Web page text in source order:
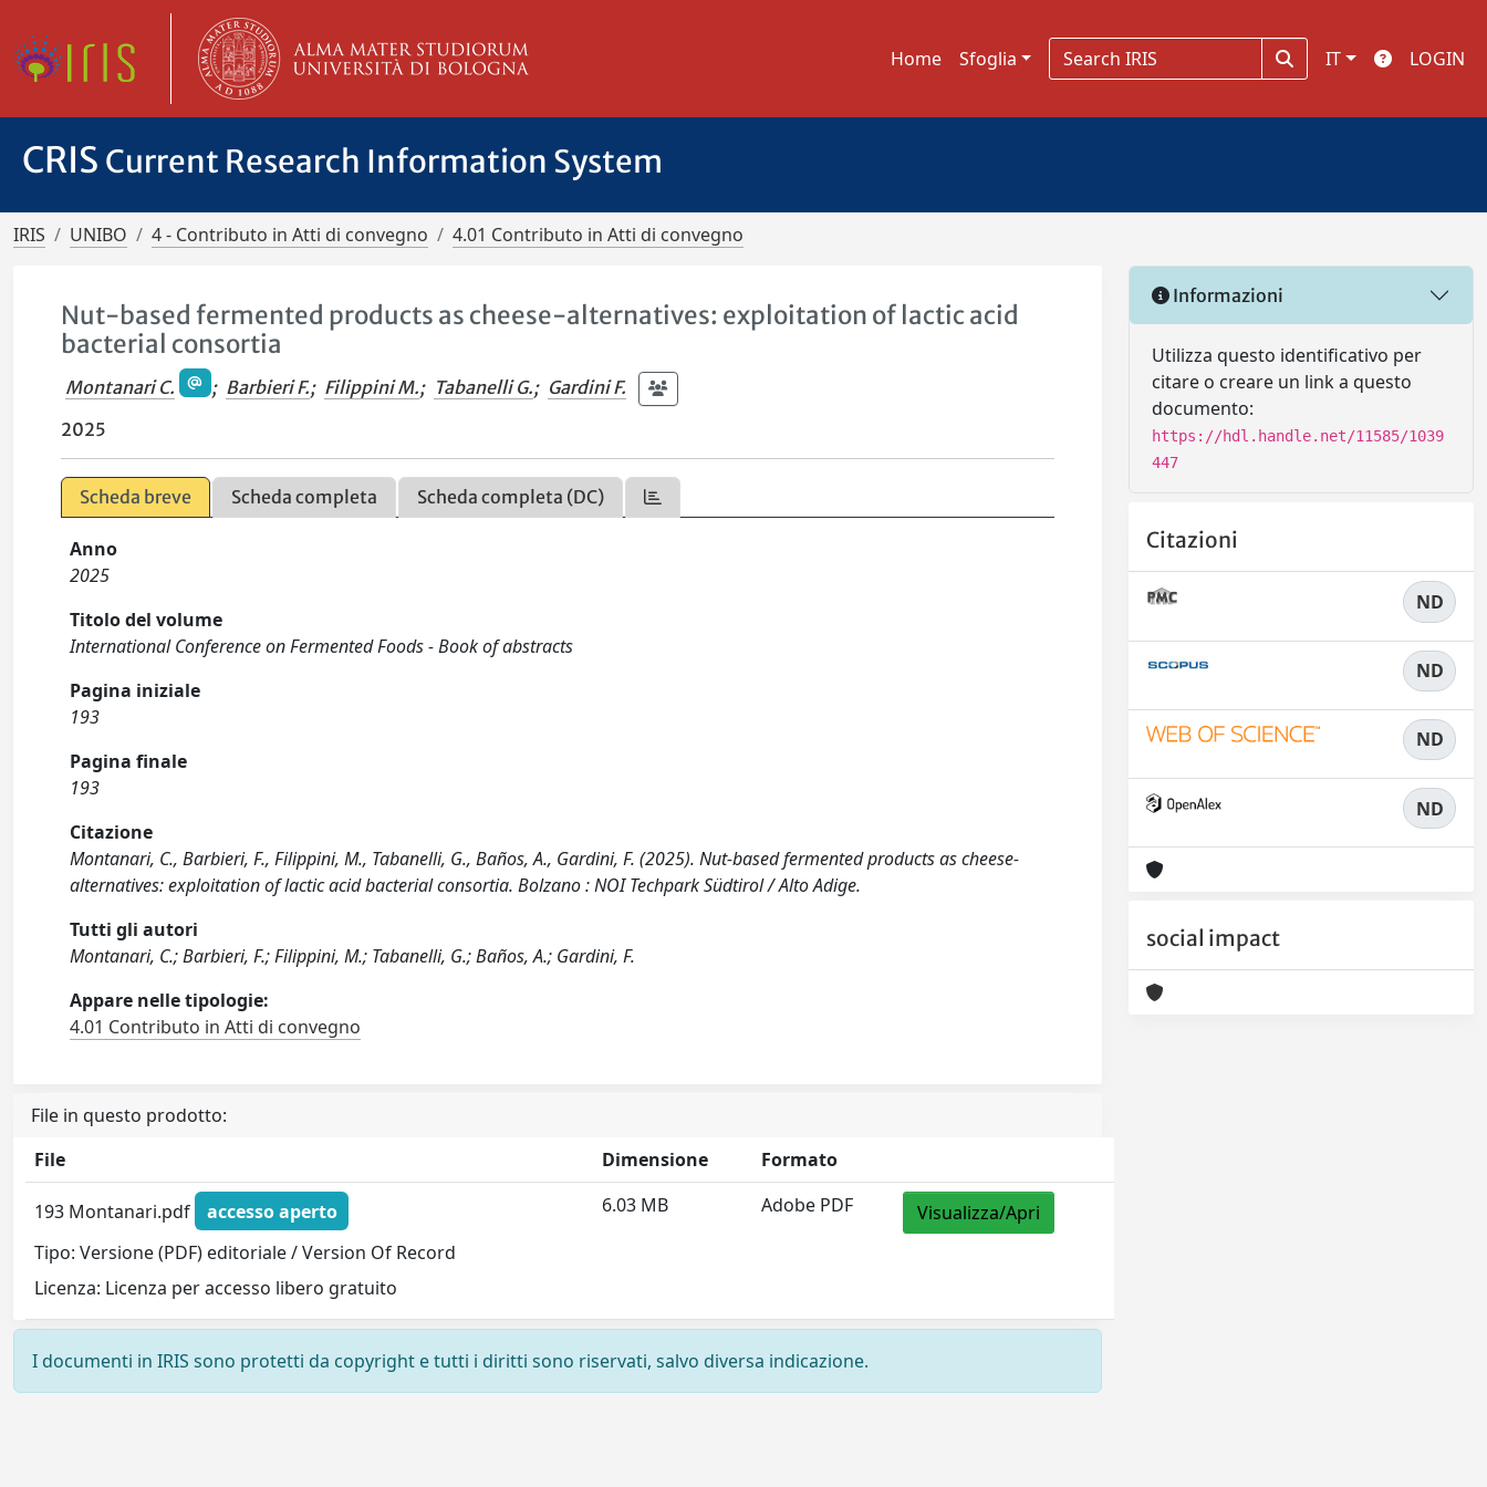
Home Sfoglia IT LOGIN
CRIS Current Research Information System
IRIS UNIBO 4 - Contributo in Atti di convegno 4.01 Contributo in Atti di convegno
Nut-based fermented products as cheese-alternatives: exploitation of lactic acid
bacterial consortia
Montanari C. ; Barbieri F.; Filippini M.; Tabanelli G.; Gardini F.
2025
Scheda breve Scheda completa Scheda completa (DC)
Anno
2025
Titolo del volume
International Conference on Fermented Foods - Book of abstracts
Pagina iniziale
193
Pagina finale
193
Citazione
Montanari, C., Barbieri, F., Filippini, M., Tabanelli, G., Baños, A., Gardini, F. (2025). Nut-based fermented products as cheese-
alternatives: exploitation of lactic acid bacterial consortia. Bolzano : NOI Techpark Südtirol / Alto Adige.
Tutti gli autori
Montanari, C.; Barbieri, F.; Filippini, M.; Tabanelli, G.; Baños, A.; Gardini, F.
Appare nelle tipologie:
4.01 Contributo in Atti di convegno
File in questo prodotto:
File
Dimensione Formato
193 Montanari.pdf
accesso aperto
Tipo: Versione (PDF) editoriale / Version Of Record
Licenza: Licenza per accesso libero gratuito
6.03 MB Adobe PDF Visualizza/Apri
I documenti in IRIS sono protetti da copyright e tutti i diritti sono riservati, salvo diversa indicazione.
Informazioni
Utilizza questo identificativo per
citare o creare un link a questo
documento:
https://hdl.handle.net/11585/1039
447
Citazioni
ND
ND
ND
ND
social impact